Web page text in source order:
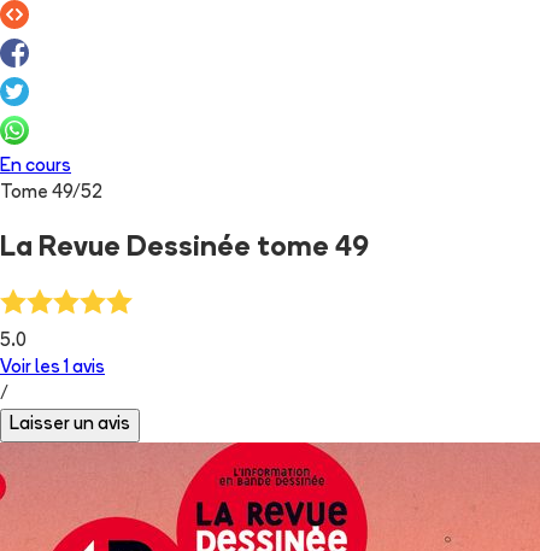
En cours
Tome 49/52
La Revue Dessinée tome 49
5.0
Voir les 1 avis
/
Laisser un avis